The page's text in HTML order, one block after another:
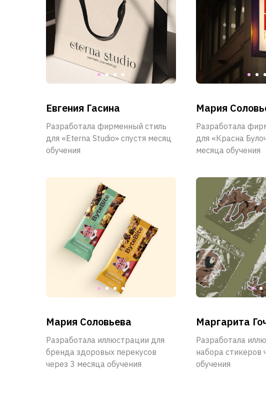
Евгения Гасина
Разработала фирменный стиль
для «Eterna Studio» спустя месяц
обучения
Мария
Разработала
для «Красна
месяца обучения
Мария Соловьева
Разработала иллюстрации для
бренда здоровых перекусов
через 3 месяца обучения
Маргарита
Разработала
набора cтикеров
обучения